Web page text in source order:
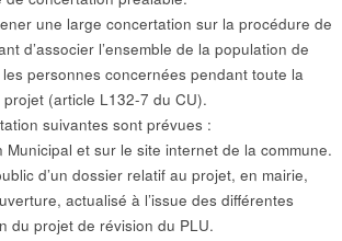
une large concertation sur la procédure de
d’associer l’ensemble de la population de
personnes concernées pendant toute la
(article L132-7 du CU).
suivantes sont prévues :
et sur le site internet de la commune.
d’un dossier relatif au projet, en mairie,
actualisé à l’issue des différentes
du projet de révision du PLU.